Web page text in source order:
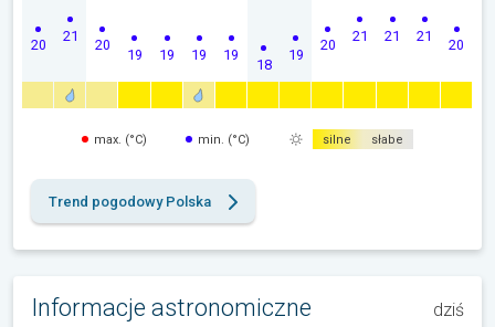
20
21
20
19 19 19 19
18
19
20
21 21 21
20
max. (°C) min. (°C) silne słabe
Trend pogodowy Polska
Informacje astronomiczne dziś